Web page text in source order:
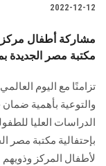
2022-12-12
مشاركة أطفال مركز
مكتبة مصر الجديدة
تزامنًا مع اليوم
والتوعية بأهمية
الدراسات العليا
بإحتفالية مكتبة مصر
لأطفال المركز وذويهم